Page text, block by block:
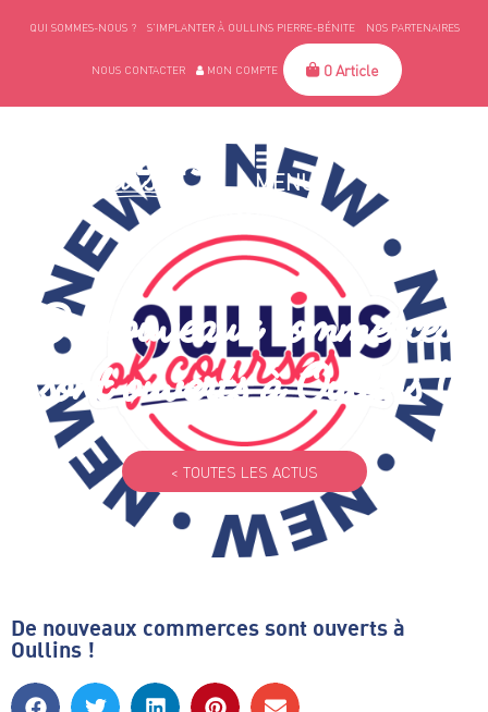
QUI SOMMES-NOUS ? S’IMPLANTER À OULLINS PIERRE-BÉNITE NOS PARTENAIRES
NOUS CONTACTER MON COMPTE 0 Article
MENU
De nouveaux commerces
sont ouverts à Oullins !
< TOUTES LES ACTUS
De nouveaux commerces sont ouverts à
Oullins !